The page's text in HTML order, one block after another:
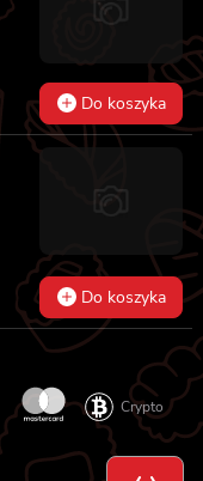
Do koszyka
Do koszyka
Crypto